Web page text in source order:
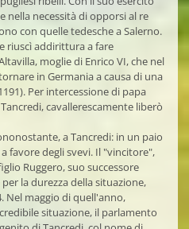
nella necessità di opporsi al re
con quelle tedesche a Salerno.
riuscì addirittura a fare
moglie di Enrico VI, che nel
in Germania a causa di una
Per intercessione di papa
cavallerescamente liberò
a Tancredi: in un paio
favore degli svevi. Il "vincitore",
Ruggero, suo successore
la durezza della situazione,
Nel maggio di quell'anno,
situazione, il parlamento